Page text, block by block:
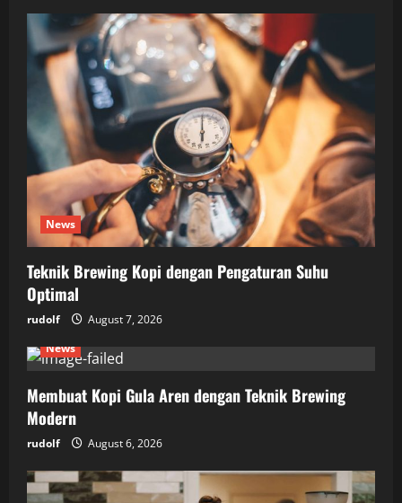
News
Teknik Brewing Kopi dengan Pengaturan Suhu
Optimal
rudolf
August 7, 2026
News
Membuat Kopi Gula Aren dengan Teknik Brewing
Modern
rudolf August 6, 2026